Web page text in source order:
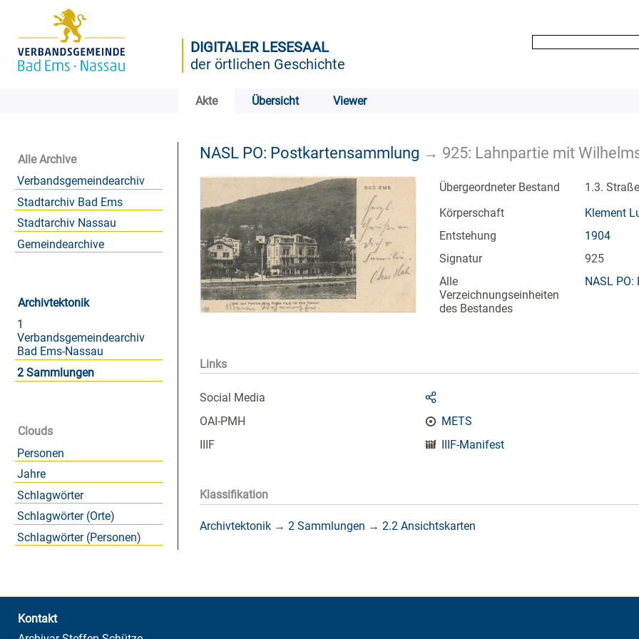
DIGITALER LESESAAL
der örtlichen Geschichte
Akte Übersicht Viewer
Alle Archive
Verbandsgemeindearchiv
Stadtarchiv Bad Ems
Stadtarchiv Nassau
Gemeindearchive
Archivtektonik
1
Verbandsgemeindearchiv
Bad Ems-Nassau
2 Sammlungen
Clouds
Personen
Jahre
Schlagwörter
Schlagwörter (Orte)
Schlagwörter (Personen)
NASL PO: Postkartensammlung → 925: Lahnpartie mit
Übergeordneter Bestand
1.3.
Körperschaft
Klement
Entstehung
1904
Signatur
925
Alle
Verzeichnungseinheiten
des Bestandes
NASL
Links
Social Media
OAI-PMH
METS
IIIF
IIIF-Manifest
Klassifikation
Archivtektonik → 2 Sammlungen → 2.2 Ansichtskarten
Kontakt